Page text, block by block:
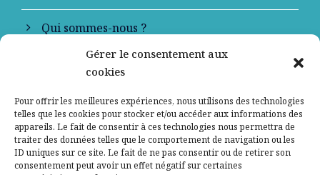
Gérer le consentement aux
cookies
Pour offrir les meilleures expériences, nous utilisons des technologies
telles que les cookies pour stocker et/ou accéder aux informations des
appareils. Le fait de consentir à ces technologies nous permettra de
traiter des données telles que le comportement de navigation ou les
ID uniques sur ce site. Le fait de ne pas consentir ou de retirer son
consentement peut avoir un effet négatif sur certaines
Qui sommes-nous ?
Contactez-nous
Mentions légales
Politique de confidentialité